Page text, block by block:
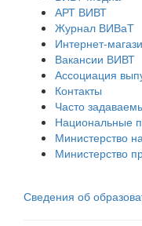
АРТ ВИВТ
Журнал ВИВаТ
Интернет-
Вакансии ВИВТ
Ассоциация
Контакты
Часто
Национальные
Министерство
Министерство
Сведения об